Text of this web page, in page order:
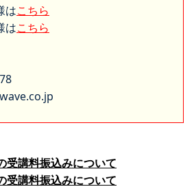
はこちら
はこちら
受講料振込みについて
受講料振込みについて